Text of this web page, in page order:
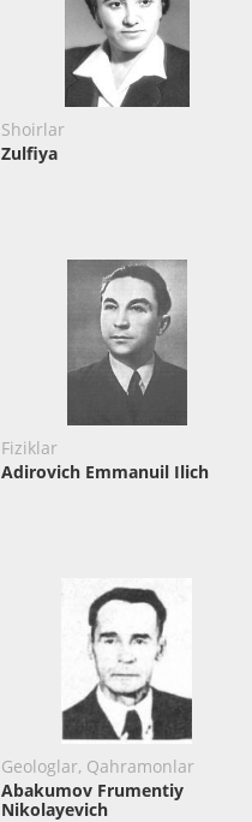
Shoirlar
Zulfiya
Fiziklar
Adirovich Emmanuil Ilich
Geologlar, Qahramonlar
Abakumov Frumentiy
Nikolayevich